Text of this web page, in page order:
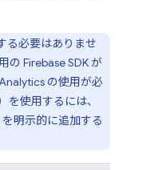
る必要はありませ
の Firebase SDK が
の使用が必
を使用するには、
を明示的に追加する